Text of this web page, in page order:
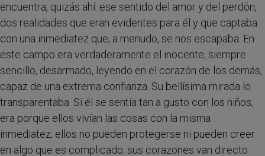
encuentra, quizás ahí: ese sentido del amor y del perdón,
dos realidades que eran evidentes para él y que captaba
con una inmediatez que, a menudo, se nos escapaba. En
este campo era verdaderamente el inocente, siempre
sencillo, desarmado, leyendo en el corazón de los demás,
capaz de una extrema confianza. Su bellísima mirada lo
transparentaba. Si él se sentía tan a gusto con los niños,
era porque ellos vivían las cosas con la misma
inmediatez; ellos no pueden protegerse ni pueden creer
en algo que es complicado; sus corazones van directo